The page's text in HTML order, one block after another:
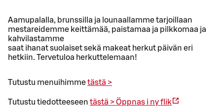
Aamupalalla, brunssilla ja lounaallamme tarjoillaan
mestareidemme keittämää, paistamaa ja pilkkomaa ja
kahvilastamme
saat ihanat suolaiset sekä makeat herkut päivän eri
hetkiin. Tervetuloa herkuttelemaan!
Tutustu menuihimmetästä >
Tutustu tiedotteeseen tästä >Öppnas i ny flik